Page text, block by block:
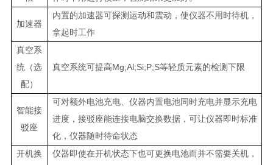
加速器
内置的加速器可探测运动和震动，使仪器不用时待机，
拿起时工作
真空系
统（选
配）
真空系统可提高Mg;Al;Si;P;S等轻质元素的检测下限
智能接
驳座
可对额外电池充电、仪器内置电池同时充电并显示充电
进度，接驳座能连接电脑交换数据，可让仪器即时标准
化，仪器随时待命状态
开机换
仪器即使在开机状态下也可更换电池而并不需要关机，